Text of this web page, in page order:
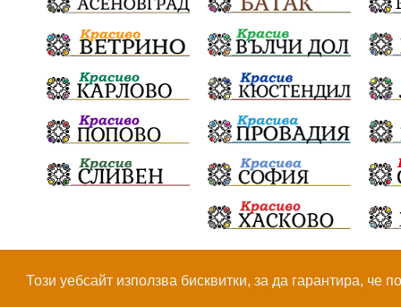
Този уебсайт използва бисквитки, за да гарантира, че
© Всички права са запазени, 2026.